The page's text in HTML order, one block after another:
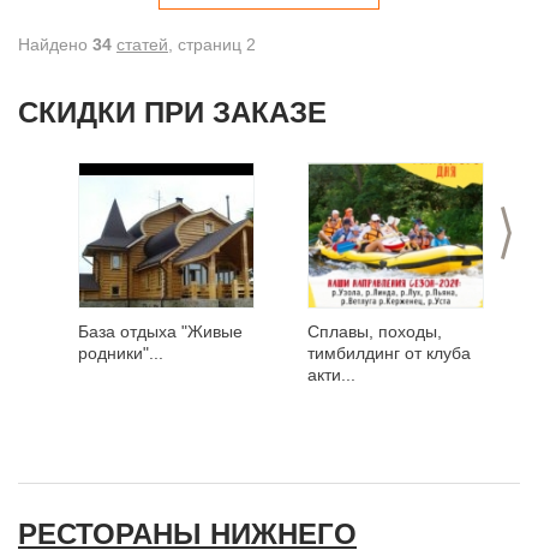
Найдено 34 статей , cтраниц 2
СКИДКИ ПРИ ЗАКАЗЕ
>
База отдыха "Живые
родники"...
Сплавы, походы,
тимбилдинг от клуба
акти...
РЕСТОРАНЫ НИЖНЕГО